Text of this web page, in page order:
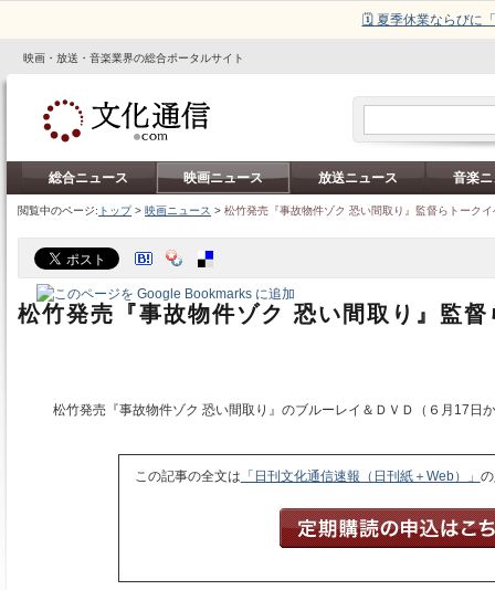
🗓️ 夏季休業ならびに
映画・放送・音楽業界の総合ポータルサイト
総合ニュース 映画ニュース 放送ニュース 音楽
閲覧中のページ: トップ> 映画ニュース > 松竹発売『事故物件ゾク 恐い間取り』監督らトークイ
松竹発売『事故物件ゾク 恐い間取り』監
松竹発売『事故物件ゾク 恐い間取り』のブルーレイ＆ＤＶＤ（６月17
この記事の全文は 「日刊文化通信速報（日刊紙＋Web）」